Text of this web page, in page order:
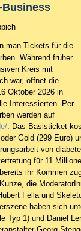
man Tickets für die
Während früher
Kreis mit
war, öffnet die
Oktober 2026 in
Interessierten. Per
werden auf
. Das Basisticket
Gold (299 Euro)
von
für 11
ihr Kommen
die
Fella und
haben sich
Typ 1) und Daniel